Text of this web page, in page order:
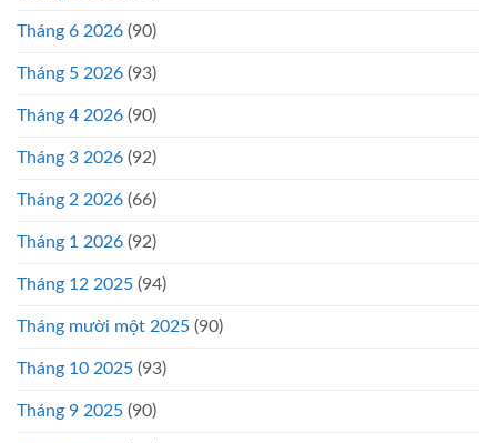
Tháng 6 2026 (90)
Tháng 5 2026 (93)
Tháng 4 2026 (90)
Tháng 3 2026 (92)
Tháng 2 2026 (66)
Tháng 1 2026 (92)
Tháng 12 2025 (94)
Tháng mười một 2025 (90)
Tháng 10 2025 (93)
Tháng 9 2025 (90)